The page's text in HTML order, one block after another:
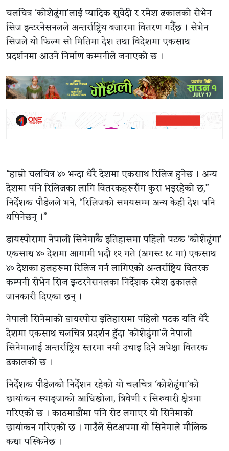
चलचित्र ‘कोशेढुंगा’लाई प्याट्रिक सुवेदी र रमेश ढकालको सेभेन
सिज इन्टरनेसनलले अन्तर्राष्ट्रिय बजारमा वितरण गर्दैछ । सेभेन
सिजले यो फिल्म सो मितिमा देश तथा विदेशमा एकसाथ
प्रदर्शनमा आउने निर्माण कम्पनीले जनाएको छ ।
“हाम्रो चलचित्र ४० भन्दा धेरै देशमा एकसाथ रिलिज हुनेछ । अन्य
देशमा पनि रिलिजका लागि वितरकहरूसँग कुरा भइरहेको छ,”
निर्देशक पौडेलले भने, “रिलिजको समयसम्म अन्य केही देश पनि
थपिनेछन् ।”
डायस्पोरामा नेपाली सिनेमाकै इतिहासमा पहिलो पटक ‘कोशेढुंगा’
एकसाथ ४० देशमा आगामी भदौ १२ गते (अगस्ट १८ मा) एकसाथ
४० देशका हलहरूमा रिलिज गर्न लागिएको अन्तर्राष्ट्रिय वितरक
कम्पनी सेभेन सिज इन्टरनेसनलका निर्देशक रमेश ढकालले
जानकारी दिएका छन् ।
नेपाली सिनेमाको डायस्पोरा इतिहासमा पहिलो पटक यति धेरै
देशमा एकसाथ चलचित्र प्रदर्शन हुँदा ‘कोशेढुंगा’ले नेपाली
सिनेमालाई अन्तर्राष्ट्रिय स्तरमा नयाँ उचाइ दिने अपेक्षा वितरक
ढकालको छ ।
निर्देशक पौडेलको निर्देशन रहेको यो चलचित्र ‘कोशेढुंगा’को
छायांकन स्याङ्जाको आधिखोला, त्रिवेणी र सिरुवारी क्षेत्रमा
गरिएको छ । काठमाडौंमा पनि सेट लगाएर यो सिनेमाको
छायांकन गरिएको छ । गाउँले सेटअपमा यो सिनेमाले मौलिक
कथा पस्किनेछ ।